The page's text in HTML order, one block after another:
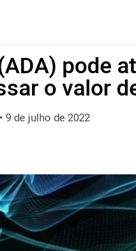
pode
o valor
• 9 de julho de 2022